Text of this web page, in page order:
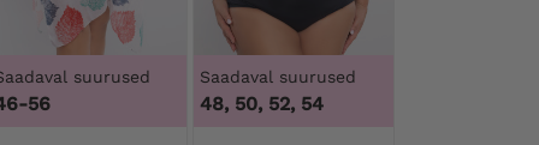
suurused
56
Saadaval suurused
48, 50, 52, 54